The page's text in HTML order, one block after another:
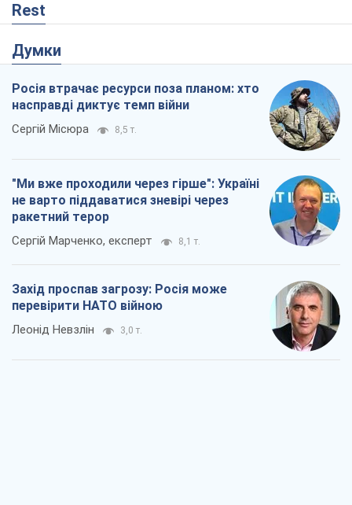
Rest
Думки
Росія втрачає ресурси поза планом: хто
насправді диктує темп війни
Сергій Місюра 8,5 т.
"Ми вже проходили через гірше": Україні
не варто піддаватися зневірі через
ракетний терор
Сергій Марченко, експерт 8,1 т.
Захід проспав загрозу: Росія може
перевірити НАТО війною
Леонід Невзлін 3,0 т.